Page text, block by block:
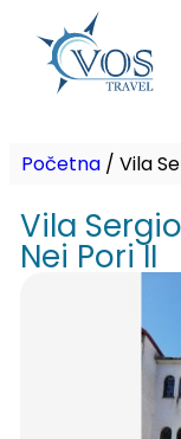
Početna / Vila
Vila
Nei Pori II